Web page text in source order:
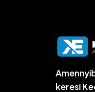
keresi